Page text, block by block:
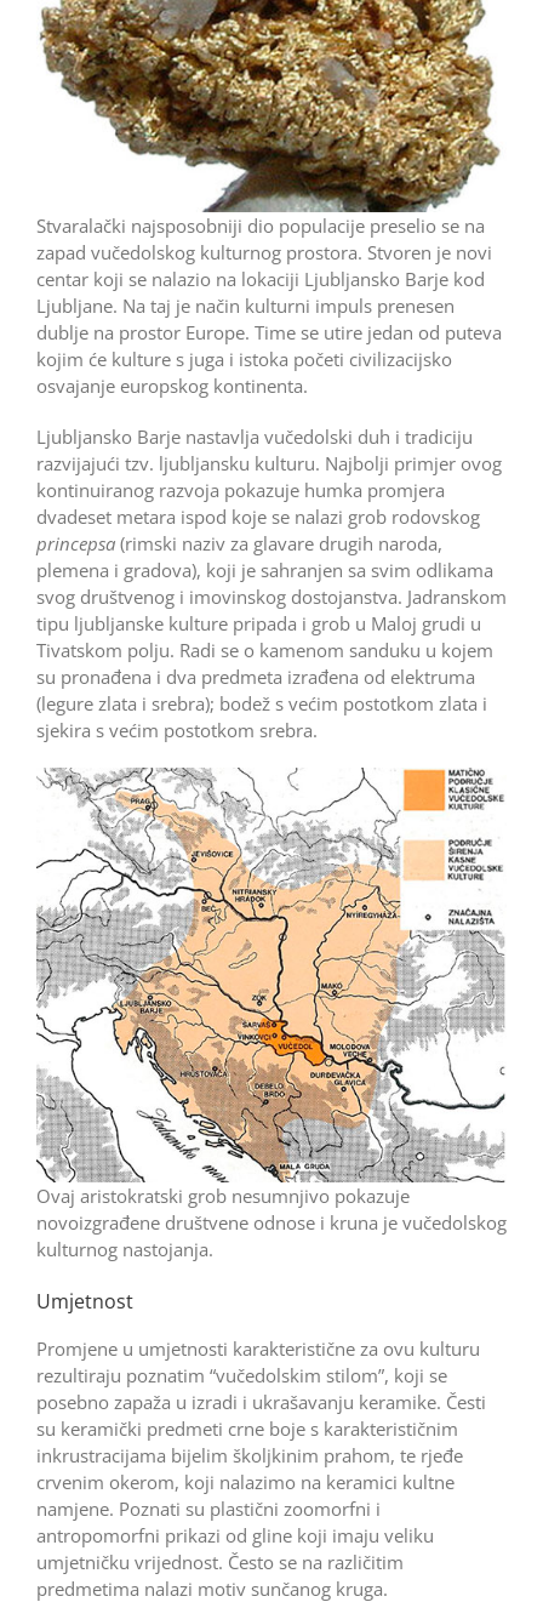
Stvaralački najsposobniji dio populacije preselio se na
zapad vučedolskog kulturnog prostora. Stvoren je novi
centar koji se nalazio na lokaciji Ljubljansko Barje kod
Ljubljane. Na taj je način kulturni impuls prenesen
dublje na prostor Europe. Time se utire jedan od puteva
kojim će kulture s juga i istoka početi civilizacijsko
osvajanje europskog kontinenta.
Ljubljansko Barje nastavlja vučedolski duh i tradiciju
razvijajući tzv. ljubljansku kulturu. Najbolji primjer ovog
kontinuiranog razvoja pokazuje humka promjera
dvadeset metara ispod koje se nalazi grob rodovskog
princepsa (rimski naziv za glavare drugih naroda,
plemena i gradova), koji je sahranjen sa svim odlikama
svog društvenog i imovinskog dostojanstva. Jadranskom
tipu ljubljanske kulture pripada i grob u Maloj grudi u
Tivatskom polju. Radi se o kamenom sanduku u kojem
su pronađena i dva predmeta izrađena od elektruma
(legure zlata i srebra); bodež s većim postotkom zlata i
sjekira s većim postotkom srebra.
Ovaj aristokratski grob nesumnjivo pokazuje
novoizgrađene društvene odnose i kruna je vučedolskog
kulturnog nastojanja.
Umjetnost
Promjene u umjetnosti karakteristične za ovu kulturu
rezultiraju poznatim “vučedolskim stilom”, koji se
posebno zapaža u izradi i ukrašavanju keramike. Česti
su keramički predmeti crne boje s karakterističnim
inkrustracijama bijelim školjkinim prahom, te rjeđe
crvenim okerom, koji nalazimo na keramici kultne
namjene. Poznati su plastični zoomorfni i
antropomorfni prikazi od gline koji imaju veliku
umjetničku vrijednost. Često se na različitim
predmetima nalazi motiv sunčanog kruga.